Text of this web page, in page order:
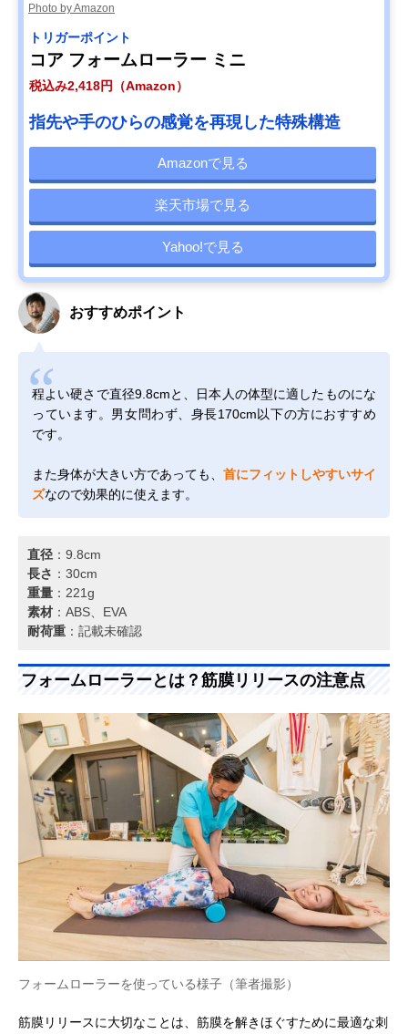
Photo by Amazon
トリガーポイント
コア フォームローラー ミニ
税込み2,418円（Amazon）
指先や手のひらの感覚を再現した特殊構造
Amazonで見る
楽天市場で見る
Yahoo!で見る
おすすめポイント
程よい硬さで直径9.8cmと、日本人の体型に適したものにな
っています。男女問わず、身長170cm以下の方におすすめ
です。
また身体が大きい方であっても、 首にフィットしやすいサイ
ズなので効果的に使えます。
直径 ：9.8cm
長さ ：30cm
重量 ：221g
素材 ：ABS、EVA
耐荷重 ：記載未確認
フォームローラーとは？筋膜リリースの注意点
フォームローラーを使っている様子（筆者撮影）
筋膜リリースに大切なことは、筋膜を解きほぐすために最適な刺